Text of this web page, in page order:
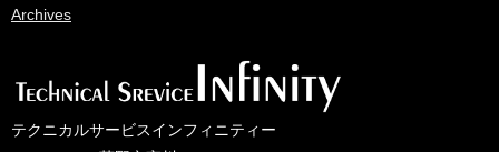
2025年11月
2025年9月
Archives
テクニカルサービスインフィニティー